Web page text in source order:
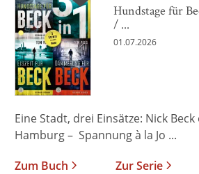
Hundstage für
/ ...
01.07.2026
Eine Stadt, drei Einsätze: Nick
Hamburg – Spannung à la Jo ...
Zum Buch
Zur Serie